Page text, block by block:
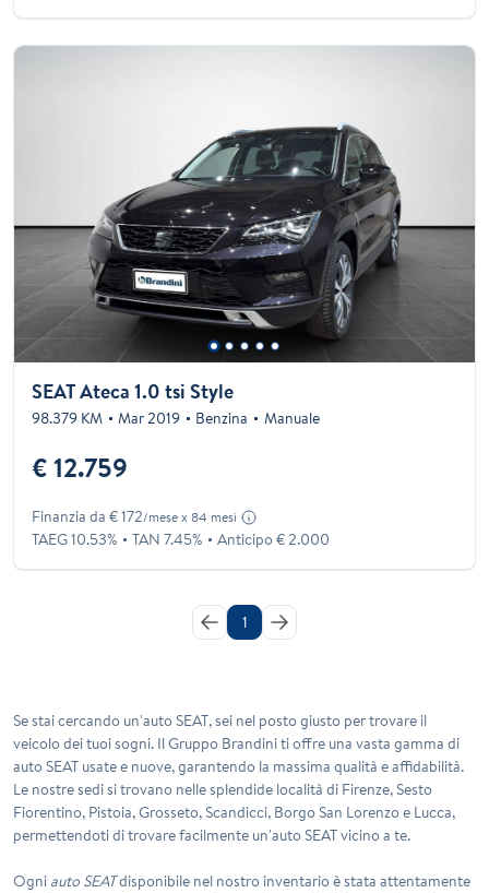
SEAT Ateca 1.0 tsi Style
98.379 KM Mar 2019 Benzina Manuale
€ 12.759
Finanzia da € 172/mese x 84 mesi
TAEG 10.53% TAN 7.45% Anticipo € 2.000
1
Se stai cercando un'autoSEAT, sei nel posto giusto per trovare il
veicolo dei tuoi sogni. Il Gruppo Brandini ti offre una vasta gamma di
auto SEAT usate e nuove, garantendo la massima qualità e affidabilità.
Le nostre sedi si trovano nelle splendide località di Firenze, Sesto
Fiorentino, Pistoia, Grosseto, Scandicci, Borgo San Lorenzo e Lucca,
permettendoti di trovare facilmente un'auto SEAT vicino a te.
Ogni auto SEATdisponibile nel nostro inventario è stata attentamente